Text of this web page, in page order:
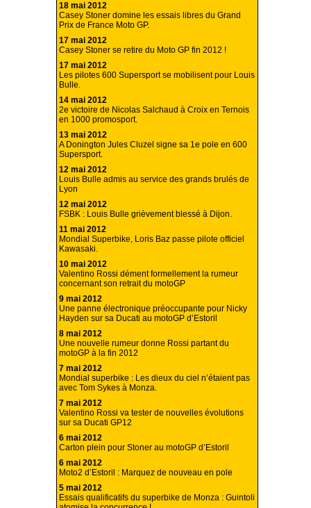
18 mai 2012
Casey Stoner domine les essais libres du Grand
Prix de France Moto GP.
17 mai 2012
Casey Stoner se retire du Moto GP fin 2012 !
17 mai 2012
Les pilotes 600 Supersport se mobilisent pour Louis
Bulle.
14 mai 2012
2e victoire de Nicolas Salchaud à Croix en Ternois
en 1000 promosport.
13 mai 2012
A Donington Jules Cluzel signe sa 1e pole en 600
Supersport.
12 mai 2012
Louis Bulle admis au service des grands brulés de
Lyon
12 mai 2012
FSBK : Louis Bulle grièvement blessé à Dijon.
11 mai 2012
Mondial Superbike, Loris Baz passe pilote officiel
Kawasaki.
10 mai 2012
Valentino Rossi dément formellement la rumeur
concernant son retrait du motoGP
9 mai 2012
Une panne électronique préoccupante pour Nicky
Hayden sur sa Ducati au motoGP d’Estoril
8 mai 2012
Une nouvelle rumeur donne Rossi partant du
motoGP à la fin 2012
7 mai 2012
Mondial superbike : Les dieux du ciel n’étaient pas
avec Tom Sykes à Monza.
7 mai 2012
Valentino Rossi va tester de nouvelles évolutions
sur sa Ducati GP12
6 mai 2012
Carton plein pour Stoner au motoGP d’Estoril
6 mai 2012
Moto2 d’Estoril : Marquez de nouveau en pole
5 mai 2012
Essais qualificatifs du superbike de Monza : Guintoli